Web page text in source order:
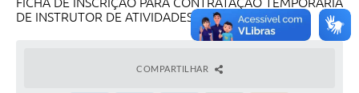
DE INSTRUTOR DE ATIVIDADES FÍSICAS
COMPARTILHAR